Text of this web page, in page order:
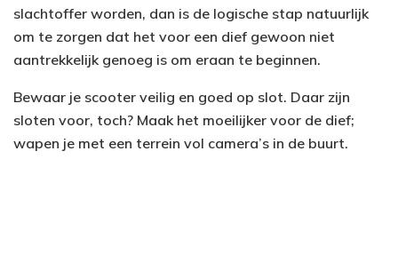
slachtoffer worden, dan is de logische stap natuurlijk
om te zorgen dat het voor een dief gewoon niet
aantrekkelijk genoeg is om eraan te beginnen.
Bewaar je scooter veilig en goed op slot. Daar zijn
sloten voor, toch? Maak het moeilijker voor de dief;
wapen je met een terrein vol camera’s in de buurt.